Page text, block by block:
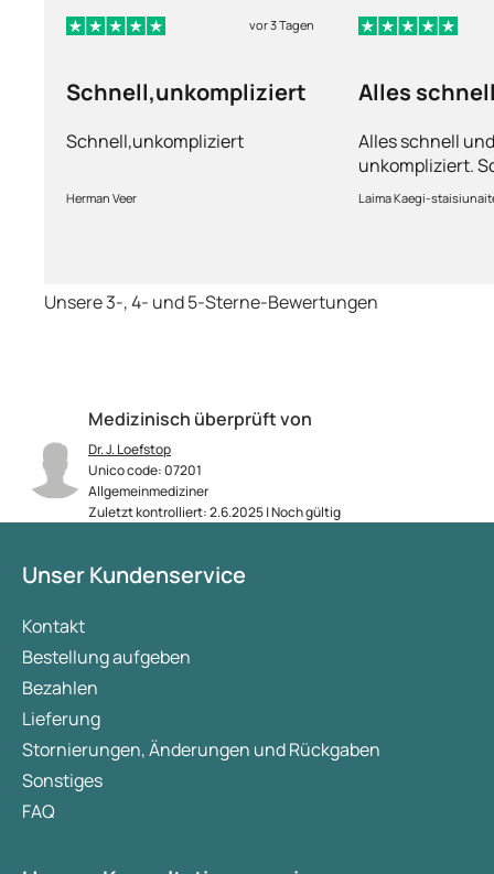
Medizinisch überprüft von
Dr. J. Loefstop
Unico code: 07201
Allgemeinmediziner
Zuletzt kontrolliert: 2.6.2025 | Noch gültig
vor 3 Tagen
Schnell,unkompliziert
Schnell,unkompliziert
Herman Veer
Alles
Alles schnell und
unkompliziert.
Lieferung.
Laima Kaegi-
Unsere 3-, 4- und 5-Sterne-Bewertungen
Unser Kundenservice
Kontakt
Bestellung aufgeben
Bezahlen
Lieferung
Stornierungen, Änderungen und Rückgaben
Sonstiges
FAQ